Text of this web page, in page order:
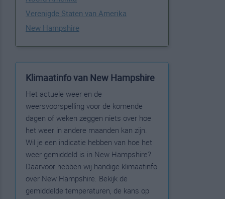
Verenigde Staten van Amerika
New Hampshire
Klimaatinfo van New Hampshire
Het actuele weer en de
weersvoorspelling voor de komende
dagen of weken zeggen niets over hoe
het weer in andere maanden kan zijn.
Wil je een indicatie hebben van hoe het
weer gemiddeld is in New Hampshire?
Daarvoor hebben wij handige klimaatinfo
over New Hampshire. Bekijk de
gemiddelde temperaturen, de kans op